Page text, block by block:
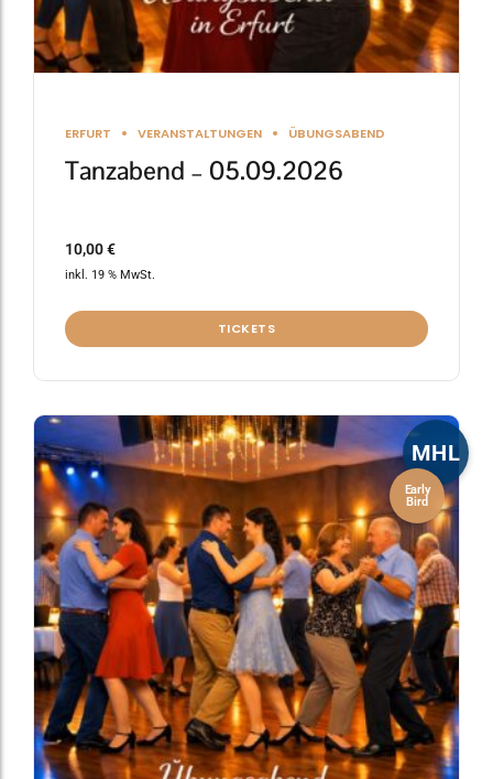
ERFURT VERANSTALTUNGEN ÜBUNGSABEND
Tanzabend – 05.09.2026
10,00€
inkl. 19 % MwSt.
TICKETS
MHL
Early
Bird